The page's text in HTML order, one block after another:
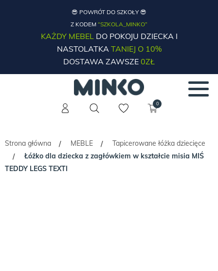
😎 POWRÓT DO SZKOŁY 😎
Z KODEM “SZKOLA_MINKO”
KAŻDY MEBELDO POKOJU DZIECKA I
NASTOLATKATANIEJ O 10%
DOSTAWA ZAWSZE 0ZŁ
0
Strona główna / MEBLE /
Tapicerowane łóżka dziecięce
/
Łóżko dla dziecka z zagłówkiem w kształcie misia MIŚ
TEDDY LEGS TEXTI